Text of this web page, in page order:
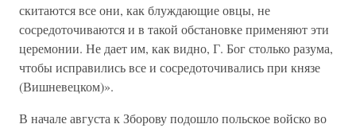
скитаются все они, как блуждающие овцы, не
сосредоточиваются и в такой обстановке применяют эти
церемонии. Не дает им, как видно, Г. Бог столько разума,
чтобы исправились все и сосредоточивались при князе
(Вишневецком)».
В начале августа к Зборову подошло польское войско во